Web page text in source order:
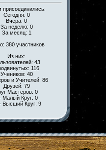
присоединились:
Сегодня: 0
Вчера: 0
За неделю: 0
За месяц: 1
380 участников
Из них:
43
116
Учеников: 40
и Учителей: 86
Друзей: 79
Мастеров: 0
Малый Круг: 0
Круг: 9